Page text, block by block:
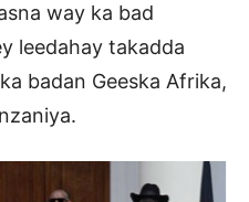
way ka bad
leedahay takadda
badan Geeska Afrika,